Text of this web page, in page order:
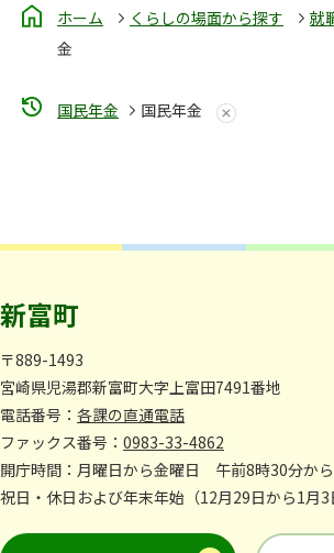
ホーム くらしの場面から探す 就
金
国民年金 国民年金
新富町
〒889-1493
宮崎県児湯郡新富町大字上富田7491番地
電話番号： 各課の直通電話
ファックス番号： 0983-33-4862
開庁時間：月曜日から金曜日 午前8時30分か
祝日・休日および年末年始（12月29日から1月3